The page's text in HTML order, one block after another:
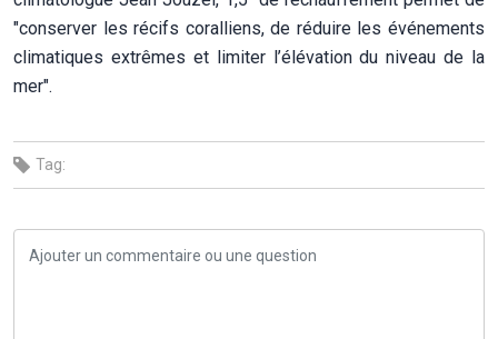
"conserver les récifs coralliens, de réduire les événements
climatiques extrêmes et limiter l’élévation du niveau de la
mer".
Tag: